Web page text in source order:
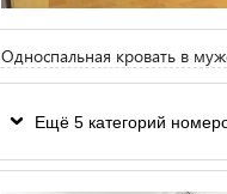
Односпальная кровать в
Ещё 5 категорий